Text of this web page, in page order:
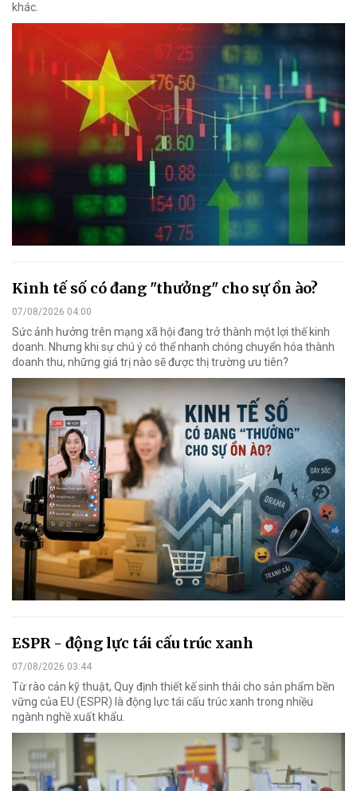
khác.
Kinh tế số có đang "thưởng" cho sự ồn ào?
07/08/2026 04:00
Sức ảnh hưởng trên mạng xã hội đang trở thành một lợi thế kinh
doanh. Nhưng khi sự chú ý có thể nhanh chóng chuyển hóa thành
doanh thu, những giá trị nào sẽ được thị trường ưu tiên?
ESPR - động lực tái cấu trúc xanh
07/08/2026 03:44
Từ rào cản kỹ thuật, Quy định thiết kế sinh thái cho sản phẩm bền
vững của EU (ESPR) là động lực tái cấu trúc xanh trong nhiều
ngành nghề xuất khẩu.